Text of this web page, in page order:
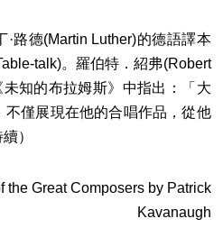
德(Martin Luther)的德語譯本
talk)。羅伯特．紹弗(Robert
知的布拉姆斯》中指出：「大
僅展現在他的合唱作品，從他
）
the Great Composers by Patrick
Kavanaugh